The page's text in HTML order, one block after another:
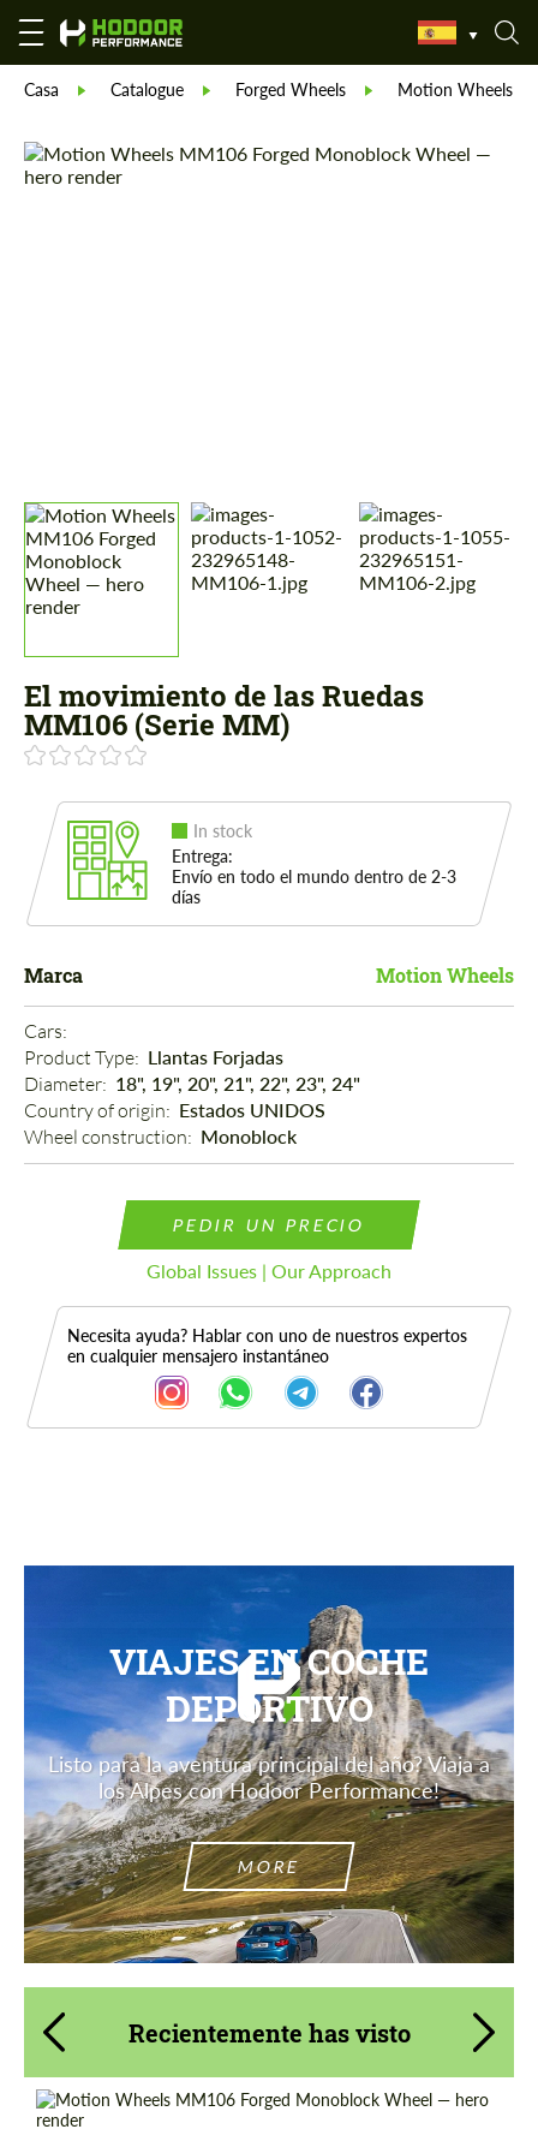
Casa Catalogue Forged Wheels Motion Wheels
El movimiento de las Ruedas
MM106 (Serie MM)
In stock
Entrega:
Envío en todo el mundo dentro de 2-3
días
Marca Motion Wheels
Cars:
Product Type: Llantas Forjadas
Diameter: 18", 19", 20", 21", 22", 23", 24"
Country of origin: Estados UNIDOS
Wheel construction: Monoblock
PEDIR UN PRECIO
Global Issues | Our Approach
Necesita ayuda? Hablar con uno de nuestros expertos
en cualquier mensajero instantáneo
VIAJES EN COCHE
DEPORTIVO
Listo para la aventura principal del año? Viaja a
los Alpes con Hodoor Performance!
MORE
Recientemente has visto